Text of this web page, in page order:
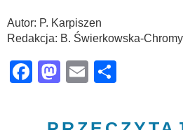
Autor: P. Karpiszen
Redakcja: B. Świerkowska-Chromy
Facebook
Mastodon
Email